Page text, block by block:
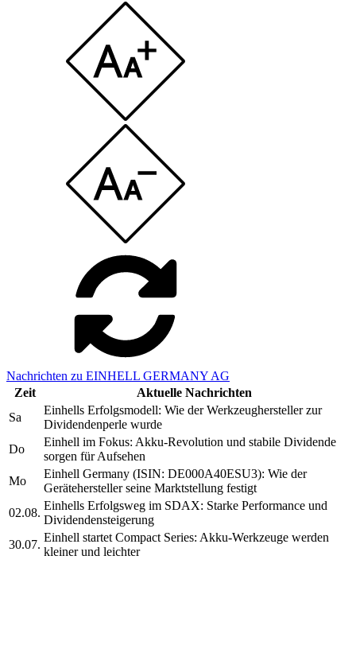
Nachrichten zu EINHELL GERMANY AG
Zeit
Aktuelle Nachrichten
Sa
Einhells Erfolgsmodell: Wie der Werkzeughersteller zur
Dividendenperle wurde
Do
Einhell im Fokus: Akku-Revolution und stabile Dividende
sorgen für Aufsehen
Mo
Einhell Germany (ISIN: DE000A40ESU3): Wie der
Gerätehersteller seine Marktstellung festigt
02.08.
Einhells Erfolgsweg im SDAX: Starke Performance und
Dividendensteigerung
30.07.
Einhell startet Compact Series: Akku-Werkzeuge werden
kleiner und leichter